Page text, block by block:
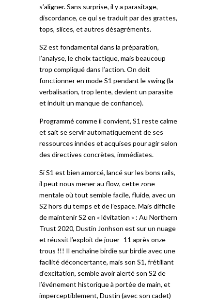
s’aligner. Sans surprise, il y a parasitage,
discordance, ce qui se traduit par des grattes,
tops, slices, et autres désagréments.
S2 est fondamental dans la préparation,
l’analyse, le choix tactique, mais beaucoup
trop compliqué dans l’action. On doit
fonctionner en mode S1 pendant le swing (la
verbalisation, trop lente, devient un parasite
et induit un manque de confiance).
Programmé comme il convient, S1 reste calme
et sait se servir automatiquement de ses
ressources innées et acquises pour agir selon
des directives concrètes, immédiates.
Si S1 est bien amorcé, lancé sur les bons rails,
il peut nous mener au flow, cette zone
mentale où tout semble facile, fluide, avec un
S2 hors du temps et de l’espace. Mais difficile
de maintenir S2 en « lévitation » : Au Northern
Trust 2020, Dustin Jonhson est sur un nuage
et réussit l’exploit de jouer -11 après onze
trous !!! Il enchaîne birdie sur birdie avec une
facilité déconcertante, mais son S1, frétillant
d’excitation, semble avoir alerté son S2 de
l’événement historique à portée de main, et
imperceptiblement, Dustin (avec son cadet)